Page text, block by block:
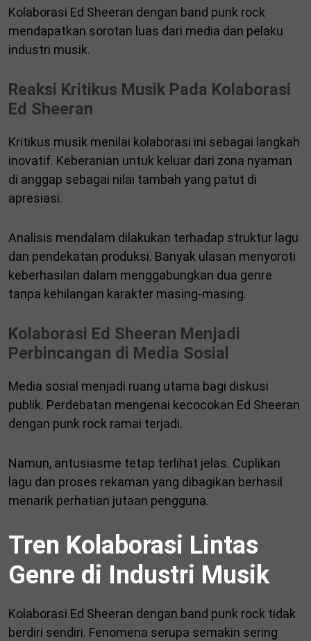
Kolaborasi Ed Sheeran dengan band punk rock
mendapatkan sorotan luas dari media dan pelaku
industri musik.
Reaksi Kritikus Musik Pada Kolaborasi
Ed Sheeran
Kritikus musik menilai kolaborasi ini sebagai langkah
inovatif. Keberanian untuk keluar dari zona nyaman
di anggap sebagai nilai tambah yang patut di
apresiasi.
Analisis mendalam dilakukan terhadap struktur lagu
dan pendekatan produksi. Banyak ulasan menyoroti
keberhasilan dalam menggabungkan dua genre
tanpa kehilangan karakter masing-masing.
Kolaborasi Ed Sheeran Menjadi
Perbincangan di Media Sosial
Media sosial menjadi ruang utama bagi diskusi
publik. Perdebatan mengenai kecocokan Ed Sheeran
dengan punk rock ramai terjadi.
Namun, antusiasme tetap terlihat jelas. Cuplikan
lagu dan proses rekaman yang dibagikan berhasil
menarik perhatian jutaan pengguna.
Tren Kolaborasi Lintas
Genre di Industri Musik
Kolaborasi Ed Sheeran dengan band punk rock tidak
berdiri sendiri. Fenomena serupa semakin sering